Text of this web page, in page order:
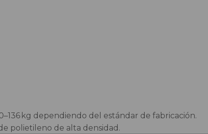
kg dependiendo del estándar de fabricación.
polietileno de alta densidad.